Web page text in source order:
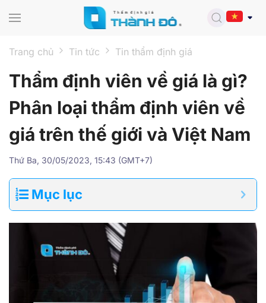
Trang chủ Tin tức Tin thẩm định giá
Thẩm định viên về giá là gì?
Phân loại thẩm định viên về
giá trên thế giới và Việt Nam
Thứ Ba, 30/05/2023, 15:43 (GMT+7)
Mục lục